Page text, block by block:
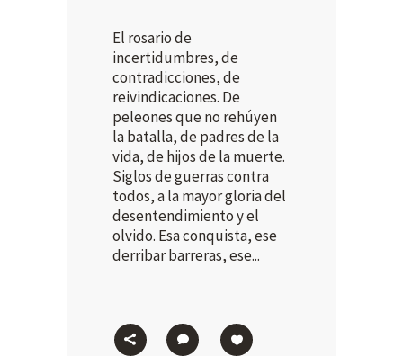
El rosario de
incertidumbres, de
contradicciones, de
reivindicaciones. De
peleones que no rehúyen
la batalla, de padres de la
vida, de hijos de la muerte.
Siglos de guerras contra
todos, a la mayor gloria del
desentendimiento y el
olvido. Esa conquista, ese
derribar barreras, ese...